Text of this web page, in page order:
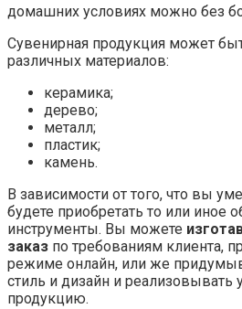
домашних условиях можно без
Сувенирная продукция может
различных материалов:
керамика;
дерево;
металл;
пластик;
камень.
В зависимости от того, что вы
будете приобретать то или иное
инструменты. Вы можете
заказ по требованиям клиента,
режиме онлайн, или же
стиль и дизайн и реализовывать
продукцию.